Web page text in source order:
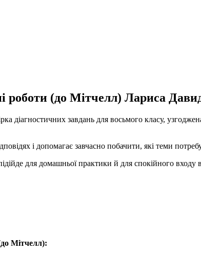
роботи (до Мітчелл) Лариса
діагностичних завдань для восьмого класу,
і допомагає завчасно побачити, які теми
для домашньої практики й для спокійного входу
Мітчелл):